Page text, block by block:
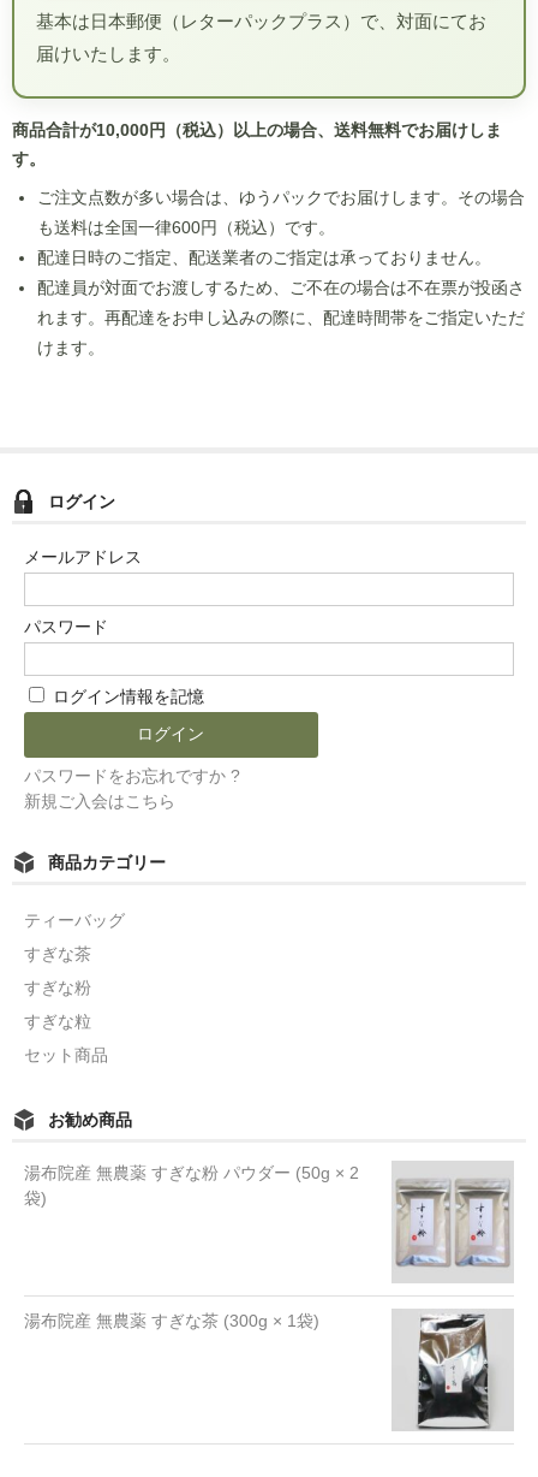
基本は日本郵便（レターパックプラス）で、対面にてお
届けいたします。
商品合計が10,000円（税込）以上の場合、送料無料でお届けしま
す。
ご注文点数が多い場合は、ゆうパックでお届けします。その場合
も送料は全国一律600円（税込）です。
配達日時のご指定、配送業者のご指定は承っておりません。
配達員が対面でお渡しするため、ご不在の場合は不在票が投函さ
れます。再配達をお申し込みの際に、配達時間帯をご指定いただ
けます。
ログイン
メールアドレス
パスワード
ログイン情報を記憶
パスワードをお忘れですか ?
新規ご入会はこちら
商品カテゴリー
すぎな粉
すぎな粒
すぎな茶
セット商品
ティーバッグ
お勧め商品
湯布院産 無農薬 すぎな粉 パウダー (50g × 2
袋)
湯布院産 無農薬 すぎな茶 (300g × 1袋)